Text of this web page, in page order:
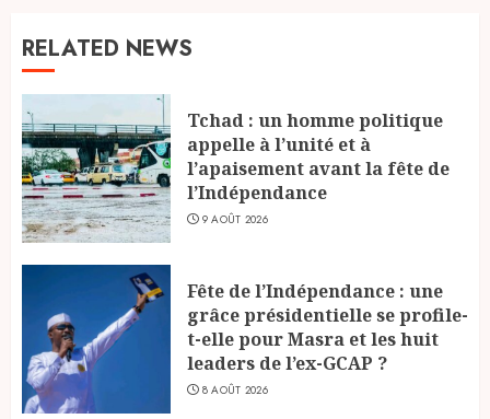
RELATED NEWS
Tchad : un homme politique
appelle à l’unité et à
l’apaisement avant la fête de
l’Indépendance
9 AOÛT 2026
Fête de l’Indépendance : une
grâce présidentielle se profile-
t-elle pour Masra et les huit
leaders de l’ex-GCAP ?
8 AOÛT 2026